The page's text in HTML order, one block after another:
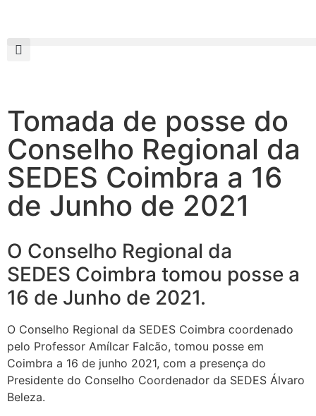
Tomada de posse do
Conselho Regional da
SEDES Coimbra a 16
de Junho de 2021
O Conselho Regional da
SEDES Coimbra tomou posse a
16 de Junho de 2021.
O Conselho Regional da SEDES Coimbra coordenado
pelo Professor Amílcar Falcão, tomou posse em
Coimbra a 16 de junho 2021, com a presença do
Presidente do Conselho Coordenador da SEDES Álvaro
Beleza.